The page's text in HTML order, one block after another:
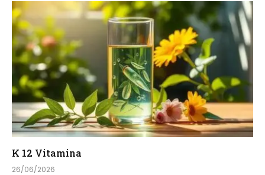
K 12 Vitamina
26/06/2026